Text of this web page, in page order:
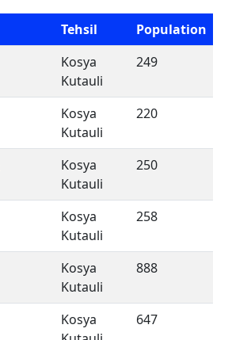
Tehsil
Population
Kosya
Kutauli
249
Kosya
Kutauli
220
Kosya
Kutauli
250
Kosya
Kutauli
258
Kosya
Kutauli
888
Kosya
647